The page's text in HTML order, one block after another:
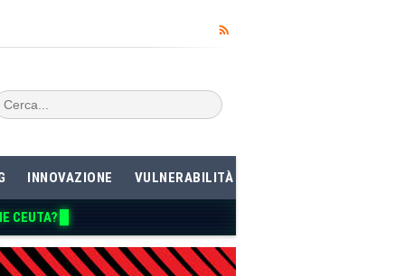
INNOVAZIONE VULNERABILITÀ
CEUTA?